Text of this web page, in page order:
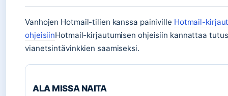
Vanhojen Hotmail-tilien kanssa painiville Hotmail-
ohjeisiinHotmail-kirjautumisen ohjeisiin kannattaa
vianetsintävinkkien saamiseksi.
ALA MISSA NAITA